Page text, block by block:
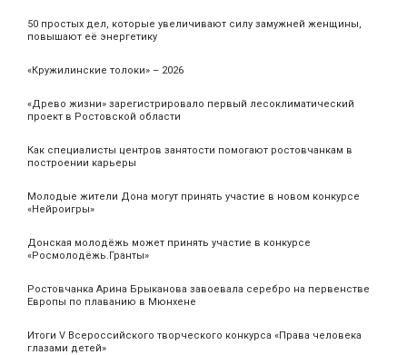
50 простых дел, которые увеличивают силу замужней женщины,
повышают её энергетику
«Кружилинские толоки» – 2026
«Древо жизни» зарегистрировало первый лесоклиматический
проект в Ростовской области
Как специалисты центров занятости помогают ростовчанкам в
построении карьеры
Молодые жители Дона могут принять участие в новом конкурсе
«Нейроигры»
Донская молодёжь может принять участие в конкурсе
«Росмолодёжь.Гранты»
Ростовчанка Арина Брыканова завоевала серебро на первенстве
Европы по плаванию в Мюнхене
Итоги V Всероссийского творческого конкурса «Права человека
глазами детей»